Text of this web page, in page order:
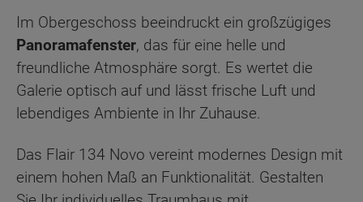
Im Obergeschoss beeindruckt ein großzügiges
Panoramafenster, das für eine helle und
freundliche Atmosphäre sorgt. Es wertet die
Galerie optisch auf und lässt frische Luft und
lebendiges Ambiente in Ihr Zuhause.
Das Flair 134 Novo vereint modernes Design mit
einem hohen Maß an Funktionalität. Gestalten